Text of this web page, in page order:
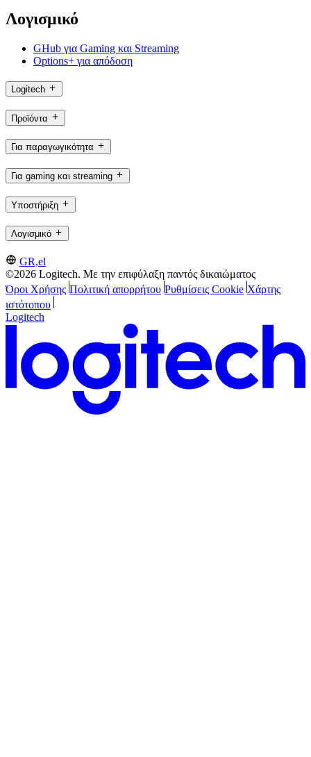
Λογισμικό
GHub για Gaming και Streaming
Options+ για απόδοση
Logitech
Προϊόντα
Για παραγωγικότητα
Για gaming και streaming
Υποστήριξη
Λογισμικό
GR,el
©2026 Logitech. Με την επιφύλαξη παντός δικαιώματος
Όροι Χρήσης Πολιτική απορρήτου Ρυθμίσεις Cookie Χάρτης
ιστότοπου
Logitech